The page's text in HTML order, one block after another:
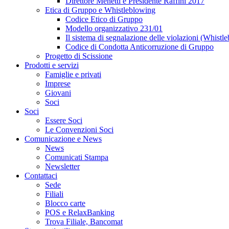
Etica di Gruppo e Whistleblowing
Codice Etico di Gruppo
Modello organizzativo 231/01
Il sistema di segnalazione delle violazioni
Codice di Condotta Anticorruzione di Gruppo
Progetto di Scissione
Prodotti e servizi
Famiglie e privati
Imprese
Giovani
Soci
Soci
Essere Soci
Le Convenzioni Soci
Comunicazione e News
News
Comunicati Stampa
Newsletter
Contattaci
Sede
Filiali
Blocco carte
POS e RelaxBanking
Trova Filiale, Bancomat